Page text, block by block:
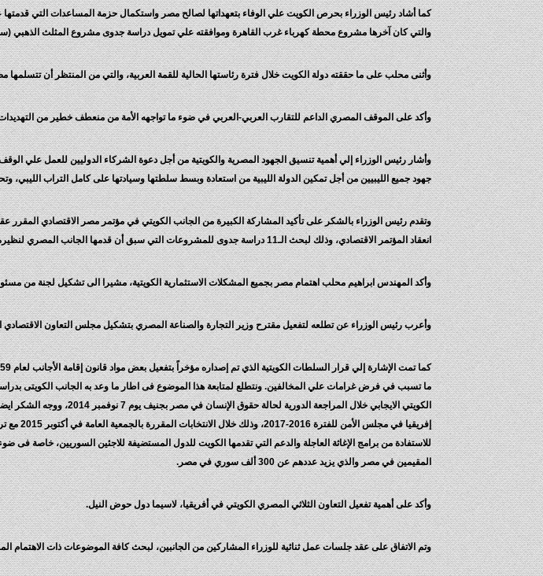
والتي كان آخرها مشروع محطة كهرباء غرب القاهرة وموافقته علي تمويل دراسة جدوى مشروع المثلث الذهبي
وأثنى محلب على ما حققته دولة الكويت خلال فترة رئاستها الحالية للقمة العربية، والتي من المنتظر أن تتسلمها
وأكد على الموقف المصري الداعم للتقارب العربي-العربي في ضوء ما تواجهه الأمة من منعطف خطير من التهديدات
وأشار رئيس الوزراء إلي أهمية تنسيق الجهود المصرية والكويتية من أجل دعوة الشركاء الدوليين للعمل علي
جهود جميع الليبيين من أجل تمكين الدولة الليبية من استعادة وبسط سلطتها وسيادتها على كامل التراب الليبي،
انعقاد المؤتمر الاقتصادي، وذلك لبحث الـ11 دراسة جدوى للمشروعات التي سبق أن قدمها الجانب المصري لنظيره الكويتي في ديسمبر 2014، ومن ثم الإعلان عن خطوات للشروع في تنفيذها خلال المؤتمر المقبل.
وأكد المهندس ابراهيم محلب اهتمام مصر بجميع المشكلات الاستثمارية الكويتية، مشيرا الى تشكيل لجنة من
وأعرب رئيس الوزراء عن تطلعه لتفعيل مقترح وزير التجارة والصناعة المصري بتشكيل مجلس التعاون
ما تسبب في فرض غرامات علي المخالفين. ونتطلع لمتابعة هذا الموضوع فى اطار ما وعد به الجانب الكويتى
الكويتي الايجابي خلال
للاستفادة من برامج الإغاثة العاجلة والدعم التي تقدمها الكويت للدول المستضيفة للاجئين السوريين، خاصة فى
المقيمين في مصر والذي يزيد عددهم عن 300 ألف سوري في مصر.
وأكد على أهمية تفعيل التعاون الثلاثي المصري الكويتي في أفريقيا، لاسيما دول حوض النيل.
وتم الاتفاق على عقد جلسات عمل ثنائية للوزراء المشاركين من الجانبين، لبحث كافة الموضوعات ذات الاهتمام